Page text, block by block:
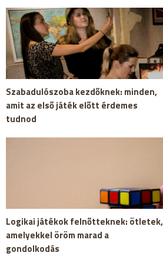
Szabadulószoba kezdőknek: minden,
amit az első játék előtt érdemes
tudnod
Logikai játékok felnőtteknek: ötletek,
amelyekkel öröm marad a
gondolkodás